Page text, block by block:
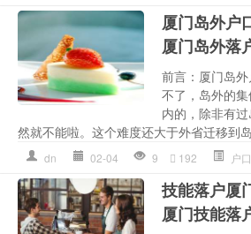
厦门岛外户
厦门岛外落
前言：厦门岛
不了，岛外的
内的，除非有
然就不能啦。这个难度还大于外省迁移到
dn 02-04 9 192 户
技能落户厦
厦门技能落